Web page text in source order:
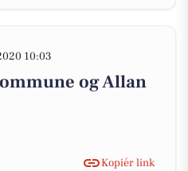
10:03
og Allan
Kopiér link